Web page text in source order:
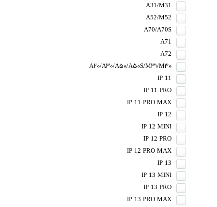
A31/M31
A52/M52
A70/A70S
A71
A72
A۲۰/A۳۰/A۵۰/A۵۰S/M۳۱/M۳۰
IP 11
IP 11 PRO
IP 11 PRO MAX
IP 12
IP 12 MINI
IP 12 PRO
IP 12 PRO MAX
IP 13
IP 13 MINI
IP 13 PRO
IP 13 PRO MAX